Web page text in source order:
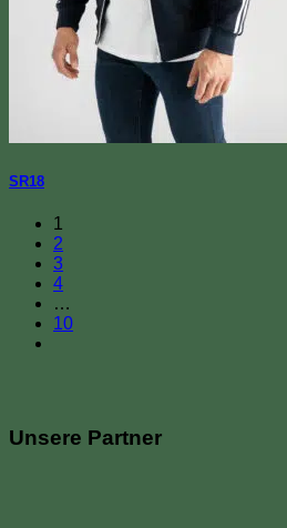
SR18
1
2
3
4
…
10
Unsere Partner